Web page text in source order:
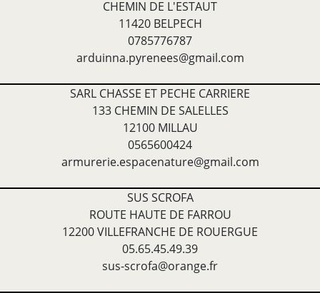
CHEMIN DE L'ESTAUT
11420 BELPECH
0785776787
arduinna.pyrenees@gmail.com
SARL CHASSE ET PECHE CARRIERE
133 CHEMIN DE SALELLES
12100 MILLAU
0565600424
armurerie.espacenature@gmail.com
SUS SCROFA
ROUTE HAUTE DE FARROU
12200 VILLEFRANCHE DE ROUERGUE
05.65.45.49.39
sus-scrofa@orange.fr